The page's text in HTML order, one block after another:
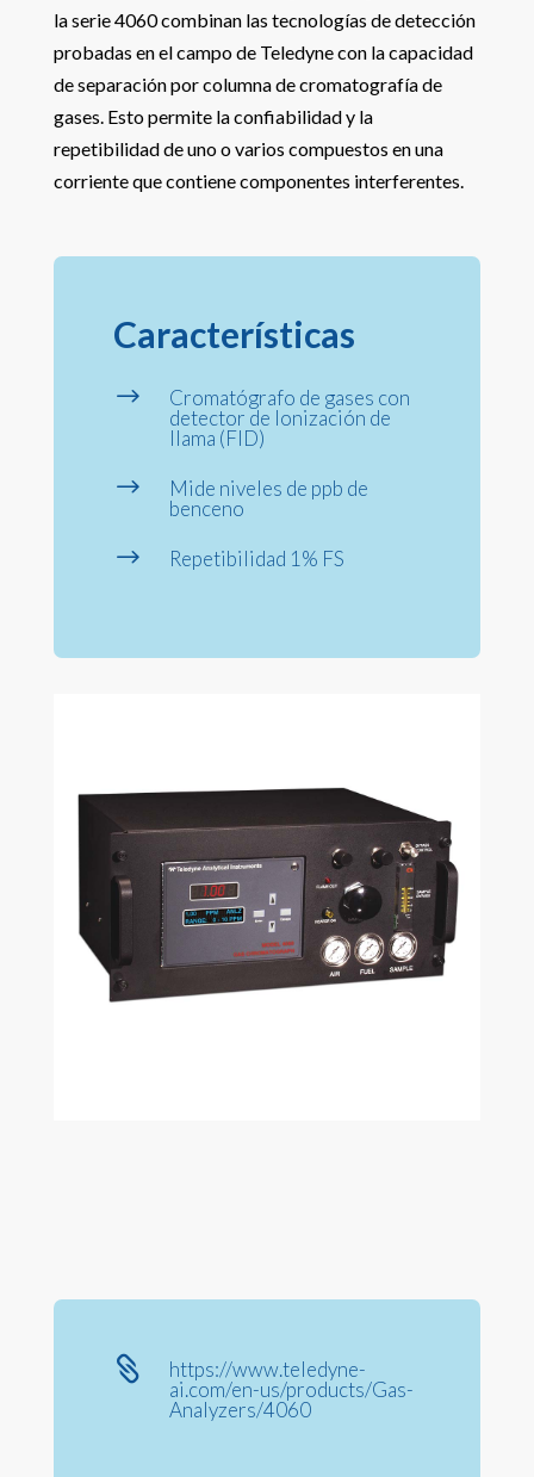
la serie 4060 combinan las tecnologías de detección
probadas en el campo de Teledyne con la capacidad
de separación por columna de cromatografía de
gases. Esto permite la confiabilidad y la
repetibilidad de uno o varios compuestos en una
corriente que contiene componentes interferentes.
Características
$
Cromatógrafo de gases con
detector de Ionización de
llama (FID)
$
Mide niveles de ppb de
benceno
$ Repetibilidad 1% FS

https://www.teledyne-
ai.com/en-us/products/Gas-
Analyzers/4060